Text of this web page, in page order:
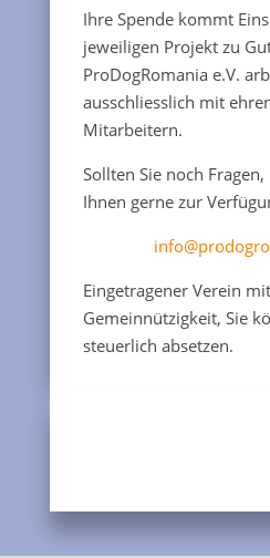
Ihre Spende kommt
jeweiligen Projekt zu
ProDogRomania e.V.
ausschliesslich mit
Mitarbeitern.
Sollten Sie noch
Ihnen gerne zur
Eingetragener Verein
Gemeinnützigkeit, Sie
steuerlich absetzen.